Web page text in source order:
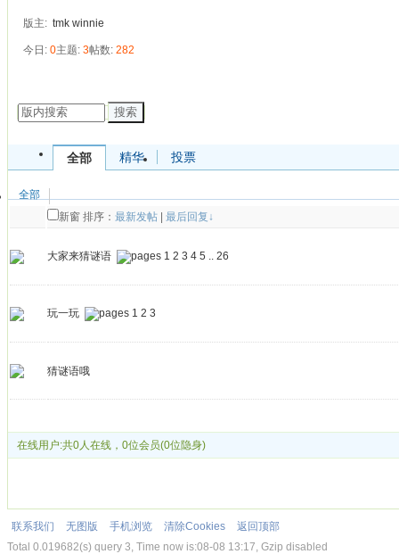
版主: tmk winnie
今日: 0主题: 3帖数: 282
搜索
全部 精华 投票
全部
新窗 排序： 最新发帖 最后回复↓
大家来猜谜语 1 2 3 4 5 .. 26
玩一玩 1 2 3
猜谜语哦
在线用户:共0人在线，0位会员(0位隐身)
联系我们 无图版 手机浏览 清除Cookies
返回顶部
Total 0.019682(s) query 3, Time now is:08-08 13:17, Gzip disabled